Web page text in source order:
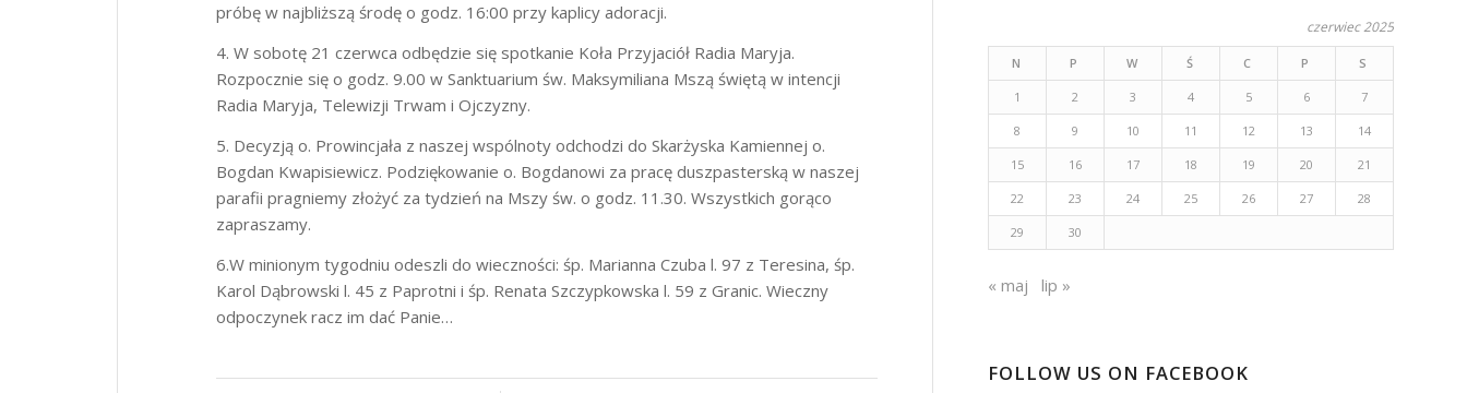
próbę w najbliższą środę o godz. 16:00 przy kaplicy adoracji.
4. W sobotę 21 czerwca odbędzie się spotkanie Koła Przyjaciół Radia Maryja.
Rozpocznie się o godz. 9.00 w Sanktuarium św. Maksymiliana Mszą świętą w intencji
Radia Maryja, Telewizji Trwam i Ojczyzny.
5. Decyzją o. Prowincjała z naszej wspólnoty odchodzi do Skarżyska Kamiennej o.
Bogdan Kwapisiewicz. Podziękowanie o. Bogdanowi za pracę duszpasterską w naszej
parafii pragniemy złożyć za tydzień na Mszy św. o godz. 11.30. Wszystkich gorąco
zapraszamy.
6.W minionym tygodniu odeszli do wieczności: śp. Marianna Czuba l. 97 z Teresina, śp.
Karol Dąbrowski l. 45 z Paprotni i śp. Renata Szczypkowska l. 59 z Granic. Wieczny
odpoczynek racz im dać Panie…
czerwiec 2025
N P W Ś C P S
1 2 3 4 5 6 7
8 9 10 11 12 13 14
15 16 17 18 19 20 21
22 23 24 25 26 27 28
29 30
« maj lip »
FOLLOW US ON FACEBOOK